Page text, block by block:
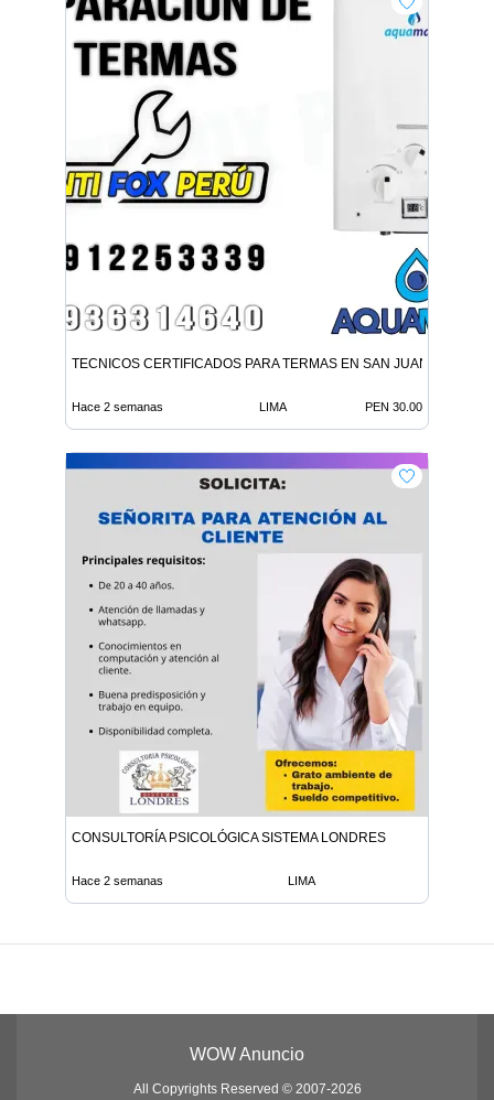
TECNICOS CERTIFICADOS PARA TERMAS EN SAN JUAN
Hace 2 semanas LIMA PEN 30.00
CONSULTORÍA PSICOLÓGICA SISTEMA LONDRES
Hace 2 semanas LIMA
WOW Anuncio
All Copyrights Reserved © 2007-2026